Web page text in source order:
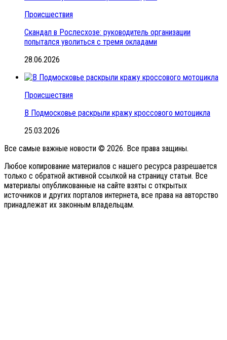
Происшествия
Скандал в Рослесхозе: руководитель организации
попытался уволиться с тремя окладами
28.06.2026
Происшествия
В Подмосковье раскрыли кражу кроссового мотоцикла
25.03.2026
Все самые важные новости © 2026. Все права защины.
Любое копирование материалов с нашего ресурса разрешается
только с обратной активной ссылкой на страницу статьи. Все
материалы опубликованные на сайте взяты с открытых
источников и других порталов интернета, все права на авторство
принадлежат их законным владельцам.